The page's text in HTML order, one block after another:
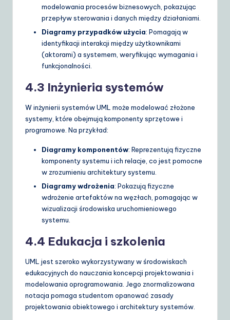
modelowania procesów biznesowych, pokazując
przepływ sterowania i danych między działaniami.
Diagramy przypadków użycia: Pomagają w
identyfikacji interakcji między użytkownikami
(aktorami) a systemem, weryfikując wymagania i
funkcjonalności.
4.3 Inżynieria systemów
W inżynierii systemów UML może modelować złożone
systemy, które obejmują komponenty sprzętowe i
programowe. Na przykład:
Diagramy komponentów: Reprezentują fizyczne
komponenty systemu i ich relacje, co jest pomocne
w zrozumieniu architektury systemu.
Diagramy wdrożenia: Pokazują fizyczne
wdrożenie artefaktów na węzłach, pomagając w
wizualizacji środowiska uruchomieniowego
systemu.
4.4 Edukacja i szkolenia
UML jest szeroko wykorzystywany w środowiskach
edukacyjnych do nauczania koncepcji projektowania i
modelowania oprogramowania. Jego znormalizowana
notacja pomaga studentom opanować zasady
projektowania obiektowego i architektury systemów.